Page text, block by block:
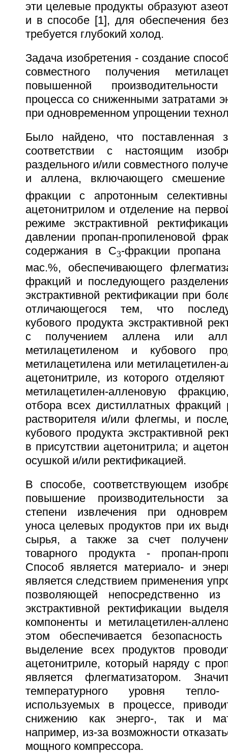
эти целевые продукты образуют
и в способе [1], для обеспечения
требуется глубокий холод.
Задача изобретения - создание
совместного получения
повышенной
процесса со сниженными затратами
при одновременном упрощении
Было найдено, что поставленная
соответствии с настоящим
раздельного и/или совместного
и аллена, включающего
фракции с апротонным
ацетонитрилом и отделение на
режиме экстрактивной
давлении пропан-пропиленовой
содержания в С3-фракции пропана
мас.%, обеспечивающего
фракций и последующего
экстрактивной ректификации при
отличающегося тем, что
кубового продукта экстрактивной
с получением аллена или
метилацетиленом и кубового
метилацетилена или метилацетилен-
ацетонитриле, из которого
метилацетилен-алленовую
отбора всех дистиллатных фракций
растворителя и/или флегмы, и
кубового продукта экстрактивной
в присутствии ацетонитрила; и
осушкой и/или ректификацией.
В способе, соответствующем
повышение производительности
степени извлечения при
уноса целевых продуктов при их
сырья, а также за счет
товарного продукта - пропан-
Способ является материало- и
является следствием применения
позволяющей непосредственно из
экстрактивной ректификации
компоненты и метилацетилен-
этом обеспечивается
выделение всех продуктов
ацетонитриле, который наряду с
является флегматизатором.
температурного уровня
используемых в процессе,
снижению как энерго-, так и
например, из-за возможности
мощного компрессора.